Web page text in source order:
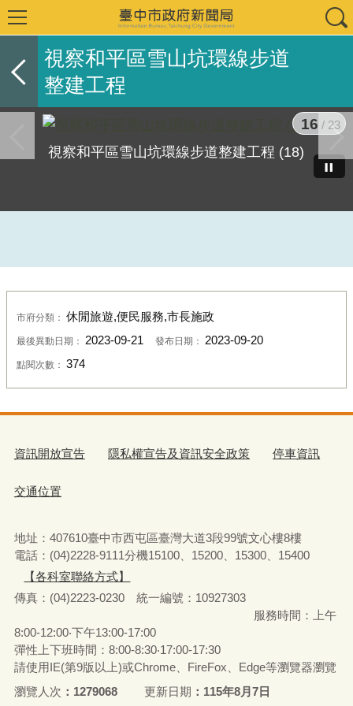
視察和平區雪山坑環線步道
整建工程
視察和平區雪山坑環線步道整建工程 (18)
16 / 23
市府分類： 休閒旅遊,便民服務,市長施政
最後異動日期： 2023-09-21 發布日期： 2023-09-20
點閱次數： 374
資訊開放宣告 隱私權宣告及資訊安全政策 停車資訊
交通位置
地址：407610臺中市西屯區臺灣大道3段99號文心樓8樓
電話：(04)2228-9111分機15100、15200、15300、15400
【各科室聯絡方式】
傳真：(04)2223-0230 統一編號 ： 10927303
服務時間：上午
8:00-12:00‧下午13:00-17:00
彈性上下班時間：8:00-8:30‧17:00-17:30
請使用IE(第9版以上)或Chrome、FireFox、Edge等瀏覽器瀏覽
瀏覽人次
1279068 更新日期 115年8月7日